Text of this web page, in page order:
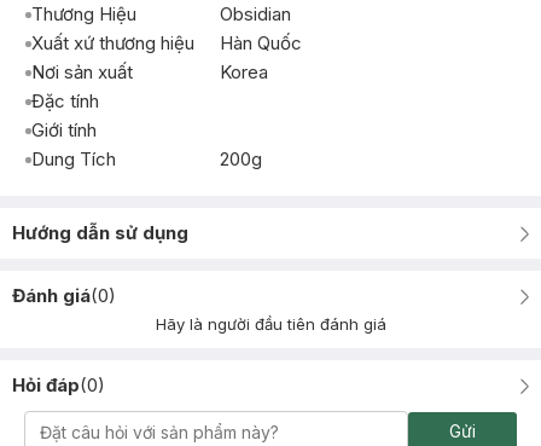
Thương Hiệu
Obsidian
Xuất xứ thương hiệu
Hàn Quốc
Nơi sản xuất
Korea
Đặc tính
Giới tính
Dung Tích
200g
Hướng dẫn sử dụng
Đánh giá(0)
Hãy là người đầu tiên đánh giá
Hỏi đáp(0)
Gửi